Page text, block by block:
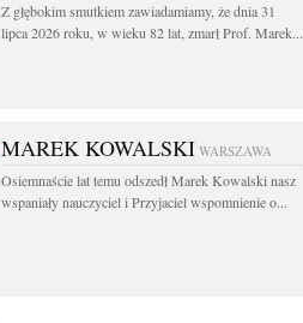
Z głębokim smutkiem zawiadamiamy, że dnia 31
lipca 2026 roku, w wieku 82 lat, zmarł Prof. Marek...
MAREK KOWALSKI WARSZAWA
Osiemnaście lat temu odszedł Marek Kowalski nasz
wspaniały nauczyciel i Przyjaciel wspomnienie o...